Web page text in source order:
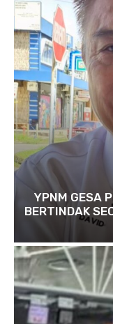
YPNM GESA
BERTINDAK